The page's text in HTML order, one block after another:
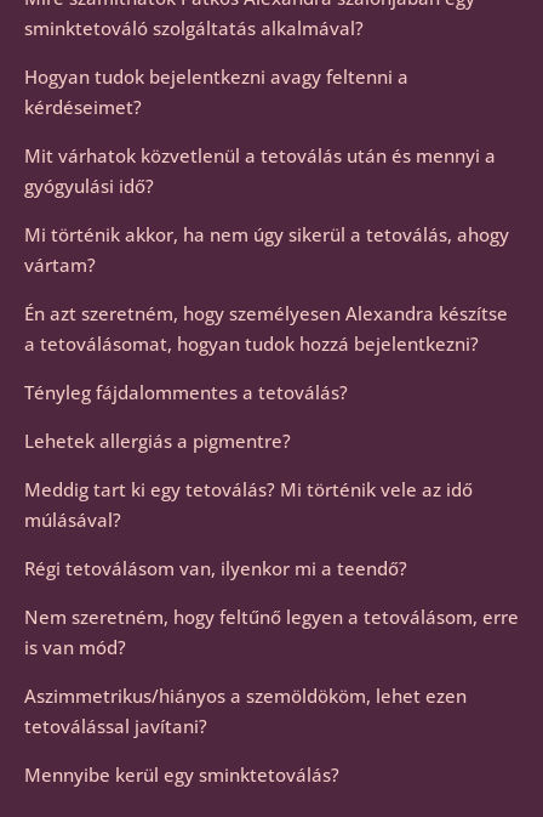
sminktetováló szolgáltatás alkalmával?
Hogyan tudok bejelentkezni avagy feltenni a
kérdéseimet?
Mit várhatok közvetlenül a tetoválás után és mennyi a
gyógyulási idő?
Mi történik akkor, ha nem úgy sikerül a tetoválás, ahogy
vártam?
Én azt szeretném, hogy személyesen Alexandra készítse
a tetoválásomat, hogyan tudok hozzá bejelentkezni?
Tényleg fájdalommentes a tetoválás?
Lehetek allergiás a pigmentre?
Meddig tart ki egy tetoválás? Mi történik vele az idő
múlásával?
Régi tetoválásom van, ilyenkor mi a teendő?
Nem szeretném, hogy feltűnő legyen a tetoválásom, erre
is van mód?
Aszimmetrikus/hiányos a szemöldököm, lehet ezen
tetoválással javítani?
Mennyibe kerül egy sminktetoválás?